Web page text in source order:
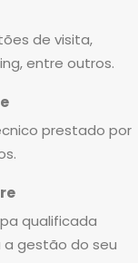
de visita,
entre outros.
prestado por
qualificada
gestão do seu